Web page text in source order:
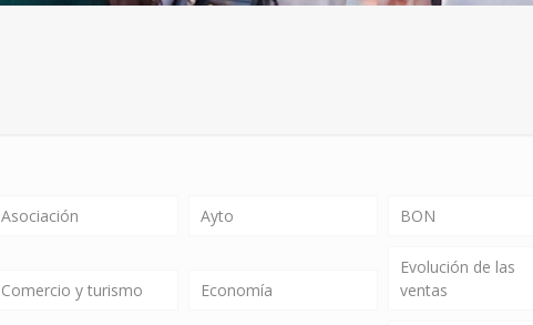
Asociación Ayto BON
Comercio y turismo Economía
Evolución de las
ventas